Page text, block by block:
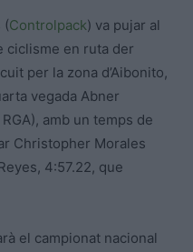
(Controlpack) va pujar al
ciclisme en ruta der
per la zona d’Aibonito,
vegada Abner
amb un temps de
Christopher Morales
4:57.22, que
el campionat nacional